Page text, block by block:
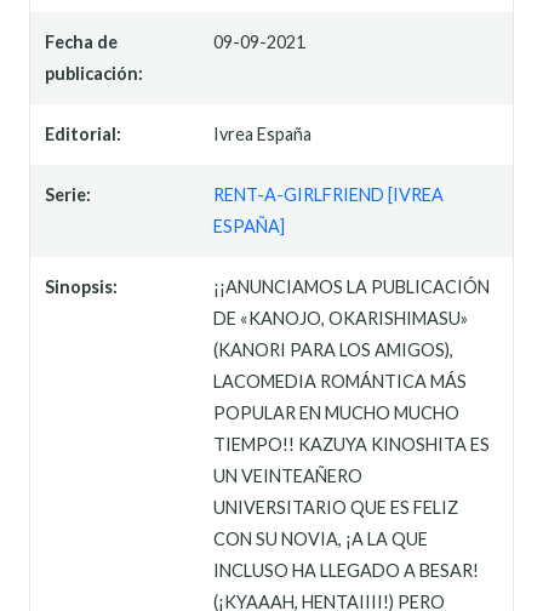
Fecha de
publicación:
09-09-2021
Editorial: Ivrea España
Serie:
RENT-A-GIRLFRIEND [IVREA
ESPAÑA]
Sinopsis:
¡¡ANUNCIAMOS LA PUBLICACIÓN
DE «KANOJO, OKARISHIMASU»
(KANORI PARA LOS AMIGOS),
LACOMEDIA ROMÁNTICA MÁS
POPULAR EN MUCHO MUCHO
TIEMPO!! KAZUYA KINOSHITA ES
UN VEINTEAÑERO
UNIVERSITARIO QUE ES FELIZ
CON SU NOVIA, ¡A LA QUE
INCLUSO HA LLEGADO A BESAR!
(¡KYAAAH, HENTAIIII!) PERO